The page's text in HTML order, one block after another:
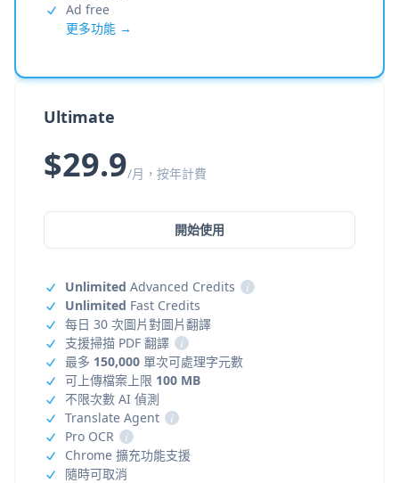
Ad free
更多功能 →
Ultimate
$29.9/月，按年計費
開始使用
Unlimited Advanced Credits
i
Unlimited Fast Credits
每日 30 次圖片對圖片翻譯
支援掃描 PDF 翻譯
i
最多 150,000 單次可處理字元數
可上傳檔案上限 100 MB
不限次數 AI 偵測
Translate Agent
i
Pro OCR
i
Chrome 擴充功能支援
隨時可取消